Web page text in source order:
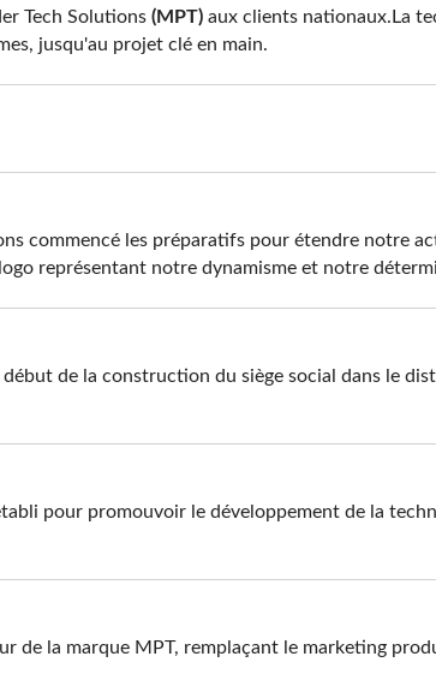
Tech Solutions (MPT) aux clients nationaux.La
jusqu'au projet clé en main.
commencé les préparatifs pour étendre notre
représentant notre dynamisme et notre
de la construction du siège social dans le
pour promouvoir le développement de la
de la marque MPT, remplaçant le marketing